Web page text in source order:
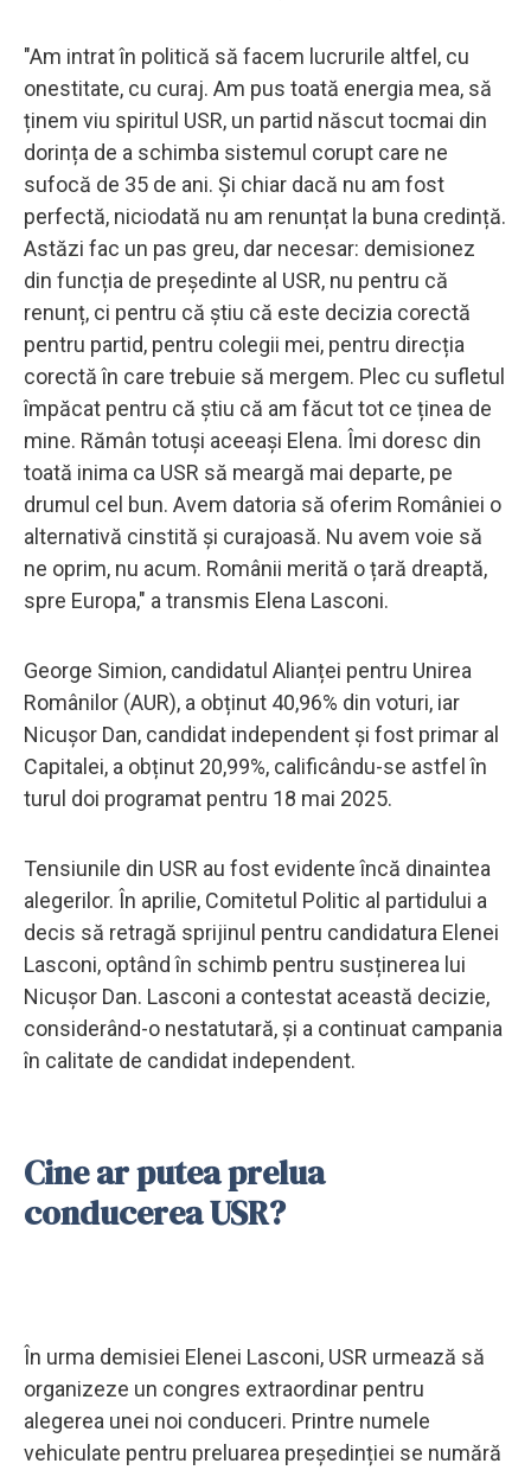
"Am intrat în politică să facem lucrurile altfel, cu
onestitate, cu curaj. Am pus toată energia mea, să
ținem viu spiritul USR, un partid născut tocmai din
dorința de a schimba sistemul corupt care ne
sufocă de 35 de ani. Și chiar dacă nu am fost
perfectă, niciodată nu am renunțat la buna credință.
Astăzi fac un pas greu, dar necesar: demisionez
din funcția de președinte al USR, nu pentru că
renunț, ci pentru că știu că este decizia corectă
pentru partid, pentru colegii mei, pentru direcția
corectă în care trebuie să mergem. Plec cu sufletul
împăcat pentru că știu că am făcut tot ce ținea de
mine. Rămân totuși aceeași Elena. Îmi doresc din
toată inima ca USR să meargă mai departe, pe
drumul cel bun. Avem datoria să oferim României o
alternativă cinstită și curajoasă. Nu avem voie să
ne oprim, nu acum. Românii merită o țară dreaptă,
spre Europa," a transmis Elena Lasconi.
George Simion, candidatul Alianței pentru Unirea
Românilor (AUR), a obținut 40,96% din voturi, iar
Nicușor Dan, candidat independent și fost primar al
Capitalei, a obținut 20,99%, calificându-se astfel în
turul doi programat pentru 18 mai 2025.
Tensiunile din USR au fost evidente încă dinaintea
alegerilor. În aprilie, Comitetul Politic al partidului a
decis să retragă sprijinul pentru candidatura Elenei
Lasconi, optând în schimb pentru susținerea lui
Nicușor Dan. Lasconi a contestat această decizie,
considerând-o nestatutară, și a continuat campania
în calitate de candidat independent.
Cine ar putea prelua
conducerea USR?
În urma demisiei Elenei Lasconi, USR urmează să
organizeze un congres extraordinar pentru
alegerea unei noi conduceri. Printre numele
vehiculate pentru preluarea președinției se numără